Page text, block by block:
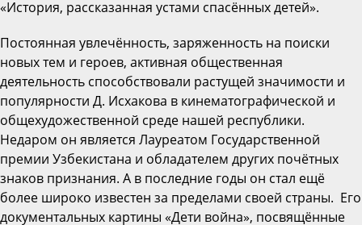
«История, рассказанная устами спасённых детей».
Постоянная увлечённость, заряженность на поиски
новых тем и героев, активная общественная
деятельность способствовали растущей значимости и
популярности Д. Исхакова в кинематографической и
общехудожественной среде нашей республики.
Недаром он является Лауреатом Государственной
премии Узбекистана и обладателем других почётных
знаков признания. А в последние годы он стал ещё
более широко известен за пределами своей страны. Его
документальных картины «Дети война», посвящённые